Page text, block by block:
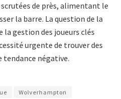
de près, alimentant le
la barre. La question de la
la gestion des joueurs clés
urgente de trouver des
négative.
Wolverhampton